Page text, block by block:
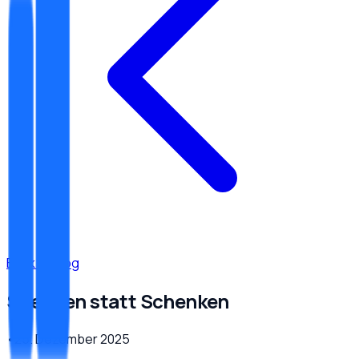
Back to Blog
Spenden statt Schenken
•
25. Dezember 2025